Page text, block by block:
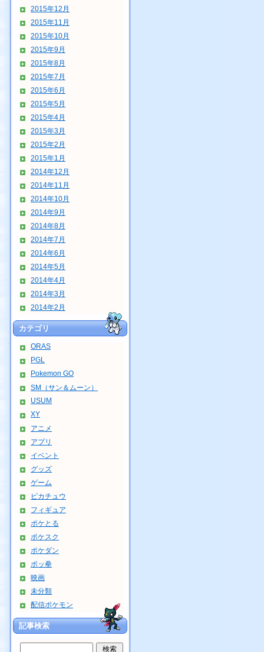
2015年12月
2015年11月
2015年10月
2015年9月
2015年8月
2015年7月
2015年6月
2015年5月
2015年4月
2015年3月
2015年2月
2015年1月
2014年12月
2014年11月
2014年10月
2014年9月
2014年8月
2014年7月
2014年6月
2014年5月
2014年4月
2014年3月
2014年2月
カテゴリ
ORAS
PGL
Pokemon GO
SM（サン＆ムーン）
USUM
XY
アニメ
アプリ
イベント
グッズ
ゲーム
ピカチュウ
フィギュア
ポケとる
ポケスク
ポケダン
ポッ拳
映画
未分類
配信ポケモン
記事検索